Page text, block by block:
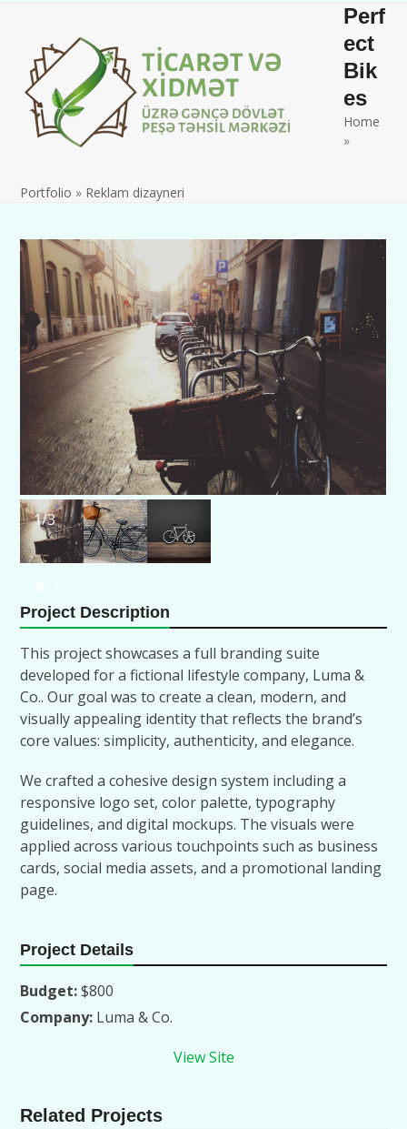
contentmobile
menu
mobile
menu
Perf
ect
Bik
es
Home
»
Portfolio » Reklam dizayneri
1/3
Project Description
This project showcases a full branding suite
developed for a fictional lifestyle company, Luma &
Co.. Our goal was to create a clean, modern, and
visually appealing identity that reflects the brand’s
core values: simplicity, authenticity, and elegance.
We crafted a cohesive design system including a
responsive logo set, color palette, typography
guidelines, and digital mockups. The visuals were
applied across various touchpoints such as business
cards, social media assets, and a promotional landing
page.
Project Details
Budget:$800
Company: Luma & Co.
View Site
Related Projects